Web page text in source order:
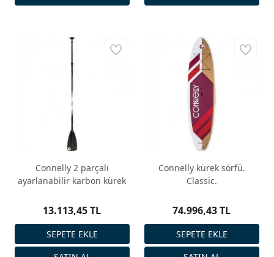
Connelly 2 parçalı
ayarlanabilir karbon kürek
13.113,45 TL
Connelly kürek sörfü.
Classic.
74.996,43 TL